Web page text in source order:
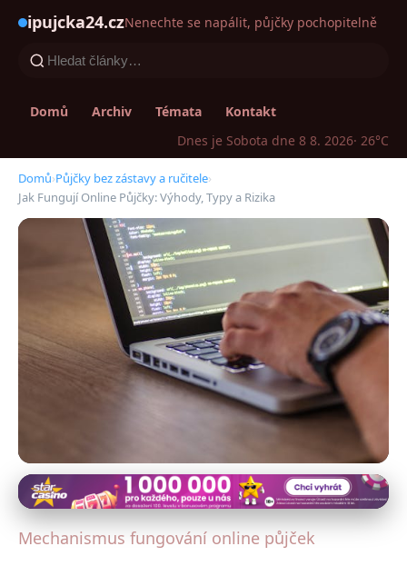
ipujcka24.czNenechte se napálit, půjčky pochopitelně
Domů Archiv Témata
Kontakt
Dnes je Sobota dne 8 8. 2026· 26°C
Domů›Půjčky bez zástavy a ručitele›
Jak Fungují Online Půjčky: Výhody, Typy a Rizika
Půjčky bez zástavy a ručitele
Jak Fungují Online Půjčky:
Mechanismus fungování online půjček